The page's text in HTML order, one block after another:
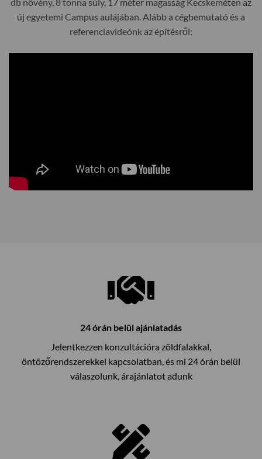
új egyetemi Campus aulájában. Alább a cégbemutató és a
referenciavideónk az építésről:
24 órán belül ajánlatadás
Jelentkezzen konzultációra zöldfalakkal,
öntözőrendszerekkel kapcsolatban, és mi 24 órán belül
válaszolunk, árajánlatot adunk